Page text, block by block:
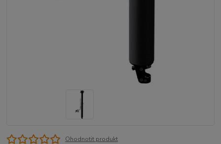
Ohodnotit produkt